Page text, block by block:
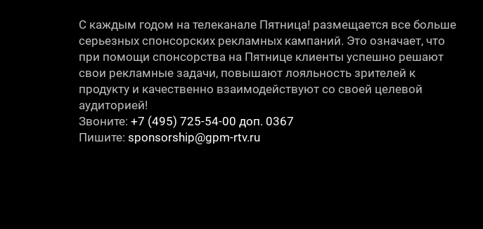
С каждым годом на телеканале Пятница! размещается все больше
серьезных спонсорских рекламных кампаний. Это означает, что
при помощи спонсорства на Пятнице клиенты успешно решают
свои рекламные задачи, повышают лояльность зрителей к
продукту и качественно взаимодействуют со своей целевой
аудиторией!
Звоните: +7 (495) 725-54-00 доп. 0367
Пишите: sponsorship@gpm-rtv.ru